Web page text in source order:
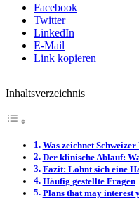
Facebook
Twitter
LinkedIn
E-Mail
Link kopieren
Inhaltsverzeichnis
Was zeichnet
Der klinische Ablauf:
Fazit: Lohnt sich eine
Häufig gestellte Fragen
Plans that may interest